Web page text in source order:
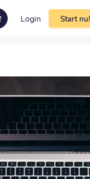
Login Start nu!